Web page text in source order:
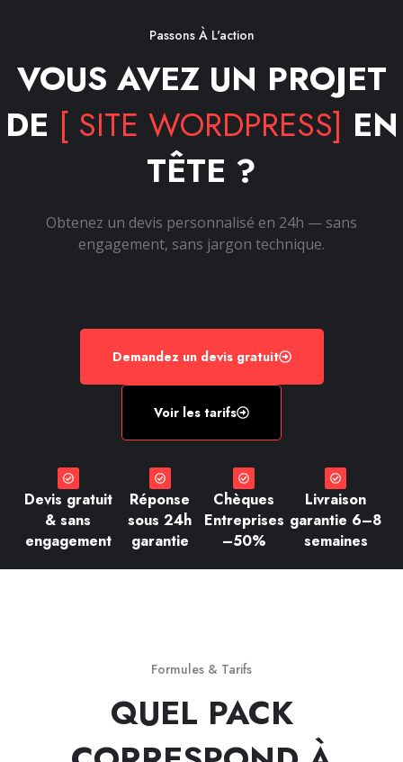
Passons À L'action
VOUS AVEZ UN PROJET
DE [ SITE WORDPRESS] EN
TÊTE ?
Obtenez un devis personnalisé en 24h — sans
engagement, sans jargon technique.
Demandez un devis gratuit
Voir les tarifs
Devis gratuit
& sans
engagement
Réponse
sous 24h
garantie
Chèques
Entreprises
–50%
Livraison
garantie 6–8
semaines
Formules & Tarifs
QUEL PACK